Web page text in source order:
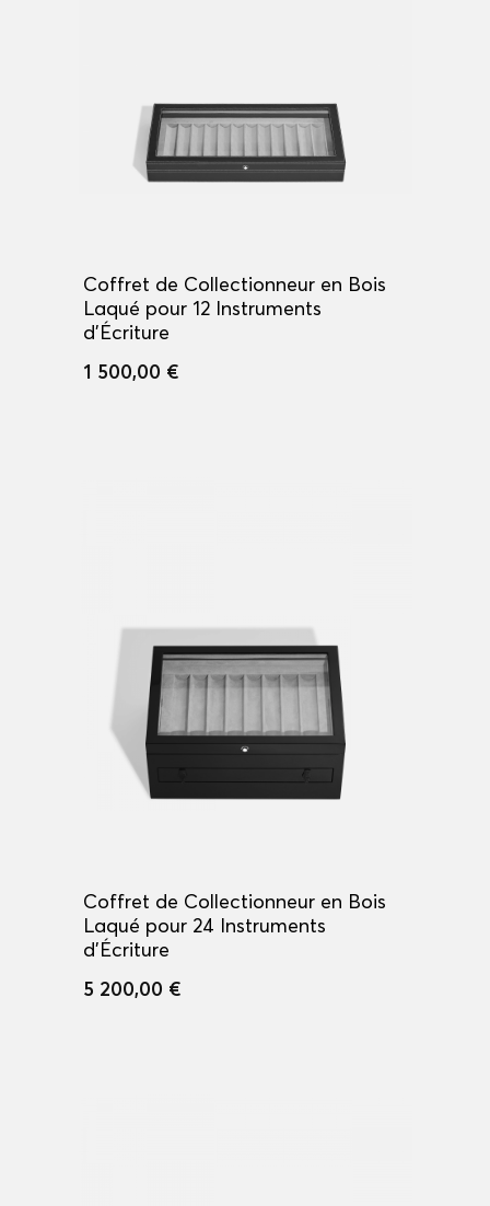
Coffret de Collectionneur en Bois
Laqué pour 12 Instruments
d'Écriture
1 500,00 €
Coffret de Collectionneur en Bois
Laqué pour 24 Instruments
d'Écriture
5 200,00 €